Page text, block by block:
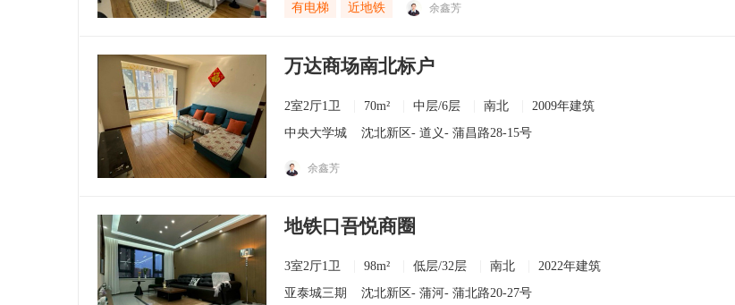
有电梯 近地铁 余鑫芳
万达商场南北标户
2室2厅1卫 70m² 中层/6层 南北
2009年建筑
中央大学城
沈北新区- 道义- 蒲昌路28-15号
余鑫芳
地铁口吾悦商圈
3室2厅1卫 98m² 低层/32层 南北
2022年建筑
亚泰城三期
沈北新区- 蒲河- 蒲北路20-27号